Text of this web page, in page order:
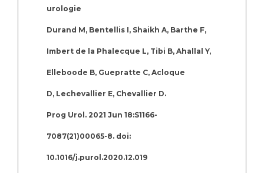
urologie
Durand M, Bentellis I, Shaikh A, Barthe F,
Imbert de la Phalecque L, Tibi B, Ahallal Y,
Elleboode B, Guepratte C, Acloque
D, Lechevallier E, Chevallier D.
Prog Urol. 2021 Jun 18:S1166-
7087(21)00065-8. doi:
10.1016/j.purol.2020.12.019